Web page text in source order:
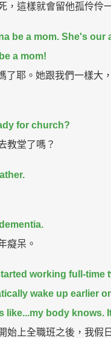
，這樣就會留他孤伶伶
be a mom. She's our
a mom!
了耶。她跟我們一樣大
for church?
教堂了嗎？
dementia.
癡呆。
working full-time
wake up earlier
like...my body knows.
始上全職班之後，我假